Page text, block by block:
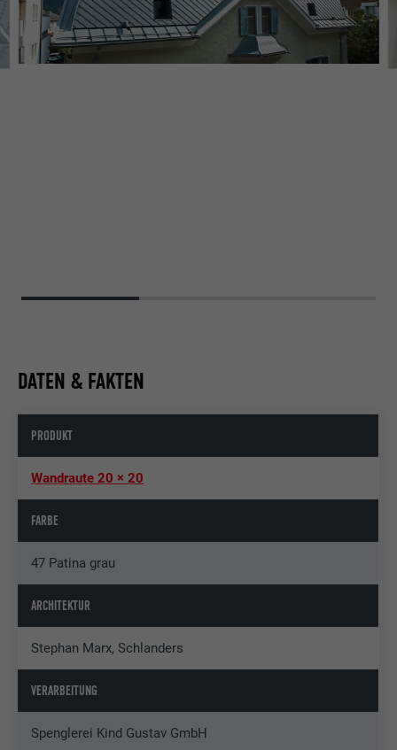
DATEN & FAKTEN
PRODUKT
Wandraute 20 × 20
FARBE
47 Patina grau
ARCHITEKTUR
Stephan Marx, Schlanders
VERARBEITUNG
Spenglerei Kind Gustav GmbH